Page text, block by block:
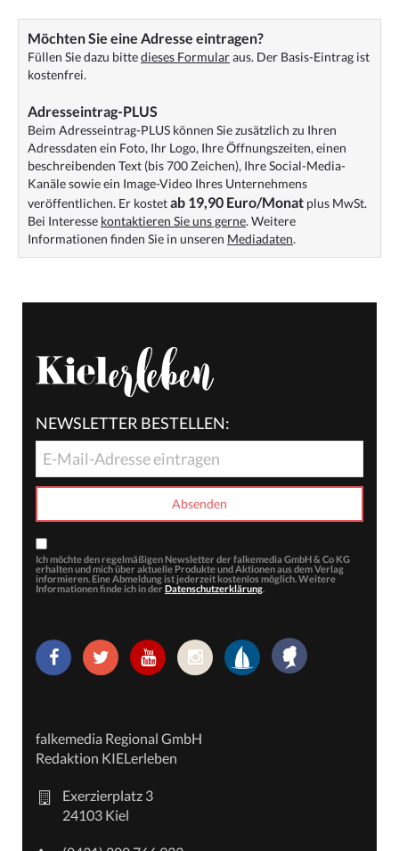
Möchten Sie eine Adresse eintragen?
Füllen Sie dazu bittedieses Formularaus. Der Basis-Eintrag ist
kostenfrei.
Adresseintrag-PLUS
Beim Adresseintrag-PLUS können Sie zusätzlich zu Ihren
Adressdaten ein Foto, Ihr Logo, Ihre Öffnungszeiten, einen
beschreibenden Text (bis 700 Zeichen), Ihre Social-Media-
Kanäle sowie ein Image-Video Ihres Unternehmens
veröffentlichen. Er kostetab 19,90 Euro/Monat plus MwSt.
Bei Interesse kontaktieren Sie uns gerne. Weitere
Informationen finden Sie in unseren Mediadaten.
NEWSLETTER BESTELLEN:
Ich möchte den regelmäßigen Newsletter der falkemedia GmbH & Co KG
erhalten und mich über aktuelle Produkte und Aktionen aus dem Verlag
informieren. Eine Abmeldung ist jederzeit kostenlos möglich. Weitere
Informationen finde ich in der Datenschutzerklärung.
falkemedia Regional GmbH
Redaktion KIELerleben
Exerzierplatz 3
24103 Kiel